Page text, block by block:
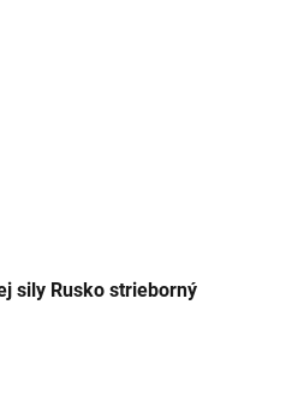
sily Rusko strieborný